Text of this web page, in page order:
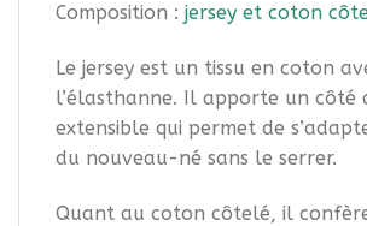
Composition : jersey et coton
Le jersey est un tissu en coton
l’élasthanne. Il apporte un
extensible qui permet de
du nouveau-né sans le serrer.
Quant au coton côtelé, il